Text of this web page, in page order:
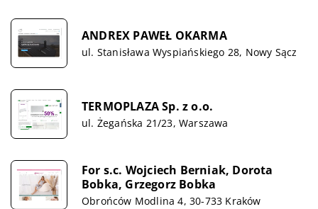
ANDREX PAWEŁ OKARMA
ul. Stanisława Wyspiańskiego 28, Nowy Sącz
TERMOPLAZA Sp. z o.o.
ul. Żegańska 21/23, Warszawa
For s.c. Wojciech Berniak, Dorota
Bobka, Grzegorz Bobka
Obrońców Modlina 4, 30-733 Kraków